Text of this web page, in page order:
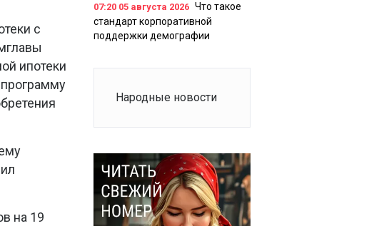
с
ипотеки
на 19
07:20 05 августа 2026 Что такое
стандарт корпоративной
поддержки демографии
Народные новости